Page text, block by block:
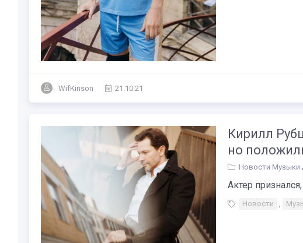
WifKinson 21.10.21
Кирилл
но
Новости Музыки
Актер
Новости ,